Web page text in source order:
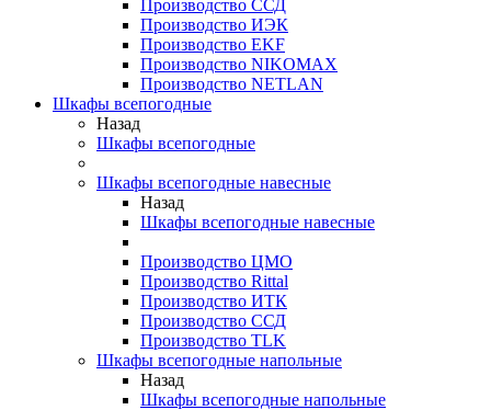
Производство ССД
Производство ИЭК
Производство EKF
Производство NIKOMAX
Производство NETLAN
Шкафы всепогодные
Назад
Шкафы всепогодные
Шкафы всепогодные навесные
Назад
Шкафы всепогодные навесные
Производство ЦМО
Производство Rittal
Производство ИТК
Производство ССД
Производство TLK
Шкафы всепогодные напольные
Назад
Шкафы всепогодные напольные